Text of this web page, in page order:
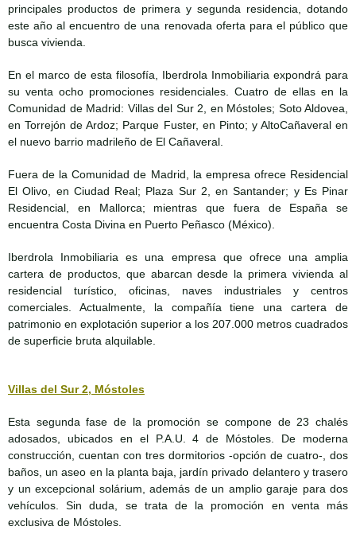
principales productos de primera y segunda residencia, dotando
este año al encuentro de una renovada oferta para el público que
busca vivienda.
En el marco de esta filosofía, Iberdrola Inmobiliaria expondrá para
su venta ocho promociones residenciales. Cuatro de ellas en la
Comunidad de Madrid: Villas del Sur 2, en Móstoles; Soto Aldovea,
en Torrejón de Ardoz; Parque Fuster, en Pinto; y AltoCañaveral en
el nuevo barrio madrileño de El Cañaveral.
Fuera de la Comunidad de Madrid, la empresa ofrece Residencial
El Olivo, en Ciudad Real; Plaza Sur 2, en Santander; y Es Pinar
Residencial, en Mallorca; mientras que fuera de España se
encuentra Costa Divina en Puerto Peñasco (México).
Iberdrola Inmobiliaria es una empresa que ofrece una amplia
cartera de productos, que abarcan desde la primera vivienda al
residencial turístico, oficinas, naves industriales y centros
comerciales. Actualmente, la compañía tiene una cartera de
patrimonio en explotación superior a los 207.000 metros cuadrados
de superficie bruta alquilable.
Villas del Sur 2, Móstoles
Esta segunda fase de la promoción se compone de 23 chalés
adosados, ubicados en el P.A.U. 4 de Móstoles. De moderna
construcción, cuentan con tres dormitorios -opción de cuatro-, dos
baños, un aseo en la planta baja, jardín privado delantero y trasero
y un excepcional solárium, además de un amplio garaje para dos
vehículos. Sin duda, se trata de la promoción en venta más
exclusiva de Móstoles.